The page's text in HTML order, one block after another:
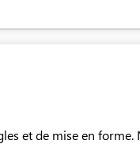
et de mise en